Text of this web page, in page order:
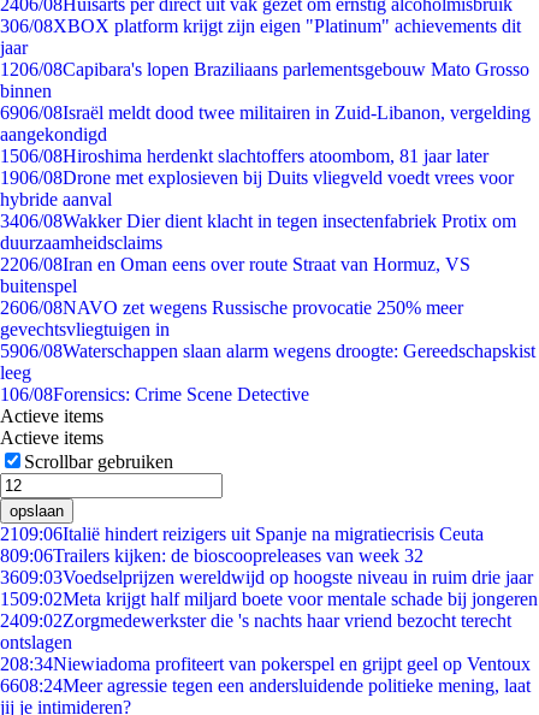
2406/08Huisarts per direct uit vak gezet om ernstig alcoholmisbruik
306/08XBOX platform krijgt zijn eigen "Platinum" achievements dit
jaar
1206/08Capibara's lopen Braziliaans parlementsgebouw Mato Grosso
binnen
6906/08Israël meldt dood twee militairen in Zuid-Libanon, vergelding
aangekondigd
1506/08Hiroshima herdenkt slachtoffers atoombom, 81 jaar later
1906/08Drone met explosieven bij Duits vliegveld voedt vrees voor
hybride aanval
3406/08Wakker Dier dient klacht in tegen insectenfabriek Protix om
duurzaamheidsclaims
2206/08Iran en Oman eens over route Straat van Hormuz, VS
buitenspel
2606/08NAVO zet wegens Russische provocatie 250% meer
gevechtsvliegtuigen in
5906/08Waterschappen slaan alarm wegens droogte: Gereedschapskist
leeg
106/08Forensics: Crime Scene Detective
Actieve items
Actieve items
Scrollbar gebruiken
opslaan
2109:06Italië hindert reizigers uit Spanje na migratiecrisis Ceuta
809:06Trailers kijken: de bioscoopreleases van week 32
3609:03Voedselprijzen wereldwijd op hoogste niveau in ruim drie jaar
1509:02Meta krijgt half miljard boete voor mentale schade bij jongeren
2409:02Zorgmedewerkster die 's nachts haar vriend bezocht terecht
ontslagen
208:34Niewiadoma profiteert van pokerspel en grijpt geel op Ventoux
6608:24Meer agressie tegen een andersluidende politieke mening, laat
jij je intimideren?